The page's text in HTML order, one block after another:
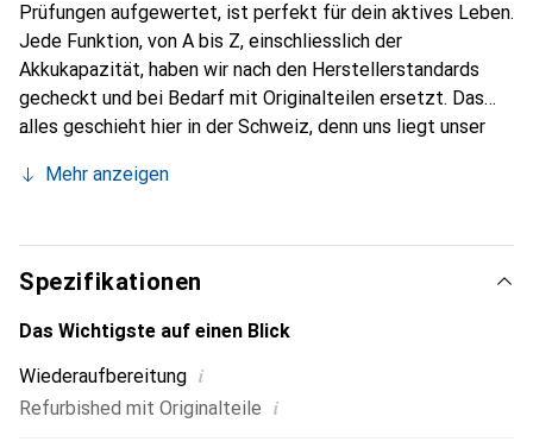
Prüfungen aufgewertet, ist perfekt für dein aktives Leben.
Jede Funktion, von A bis Z, einschliesslich der
Akkukapazität, haben wir nach den Herstellerstandards
gecheckt und bei Bedarf mit Originalteilen ersetzt. Das
alles geschieht hier in der Schweiz, denn uns liegt unser
mindestens 85% Power auf Lager..
Mehr anzeigen
Spezifikationen
Das Wichtigste auf einen Blick
Wiederaufbereitung i
Refurbished mit Originalteile i